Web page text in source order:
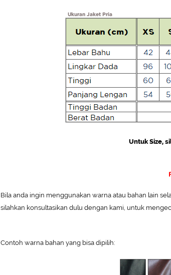
Untuk Size,
Bila anda ingin menggunakan warna atau bahan lain
silahkan konsultasikan dulu dengan kami, untuk
Contoh warna bahan yang bisa dipilih: